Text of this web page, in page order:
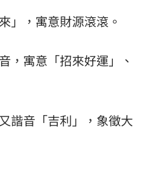
」，寓意財源滾滾。
，寓意「招來好運」、
諧音「吉利」，象徵大